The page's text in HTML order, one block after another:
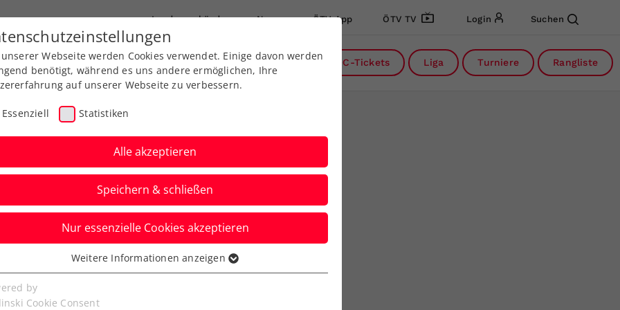
Landesverbände News ÖTV App ÖTV TV Login Suchen
Ausbildung Services Über uns DC-Tickets Liga Turniere Rangliste
Miedler und Peya
in Irland voraus
Webseite werden Cookies verwendet. Einige davon werden
benötigt, während es uns andere ermöglichen, Ihre
auf unserer Webseite zu verbessern.
Essenziell Statistiken
Alle akzeptieren
Speichern & schließen
Nur essenzielle Cookies akzeptieren
Cookies werden für grundlegende Funktionen der
benötigt. Dadurch ist gewährleistet, dass die Webseite
Weitere Informationen anzeigen
by
Cookie Consent